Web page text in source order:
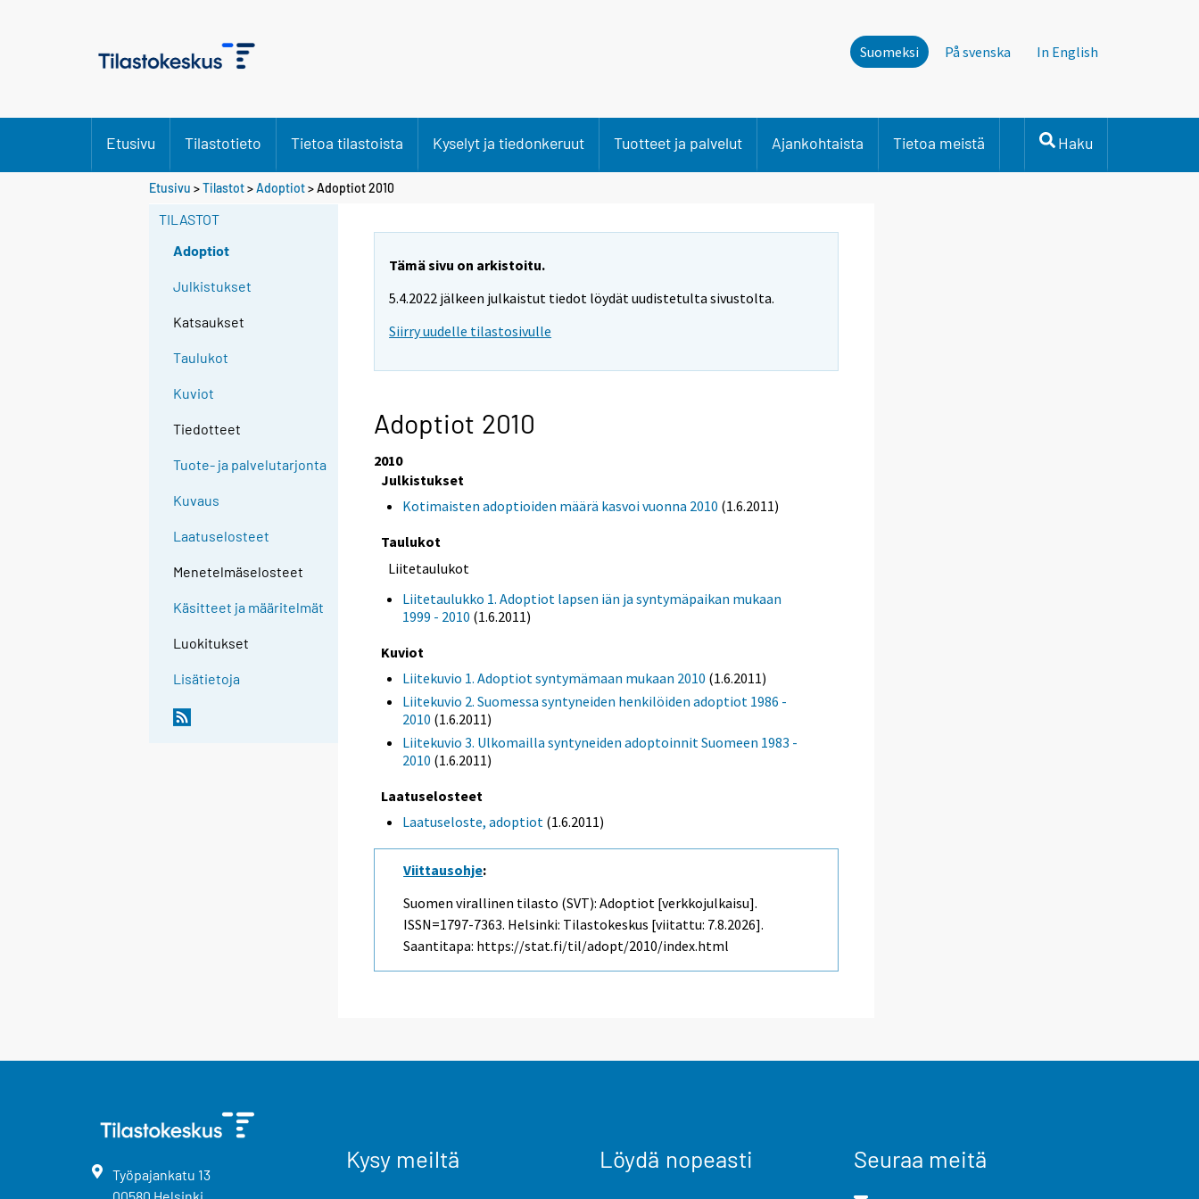
Suomeksi På svenska In English
Etusivu Tilastotieto Tietoa tilastoista Kyselyt ja tiedonkeruut Tuotteet ja palvelut Ajankohtaista Tietoa meistä Haku
Etusivu >Tilastot>Adoptiot> Adoptiot 2010
TILASTOT
Adoptiot
Julkistukset
Katsaukset
Taulukot
Kuviot
Tiedotteet
Tuote- ja palvelutarjonta
Kuvaus
Laatuselosteet
Menetelmäselosteet
Käsitteet ja määritelmät
Luokitukset
Lisätietoja
Tämä sivu on arkistoitu.
5.4.2022 jälkeen julkaistut tiedot löydät uudistetulta sivustolta.
Siirry uudelle tilastosivulle
Adoptiot 2010
2010
Julkistukset
Kotimaisten adoptioiden määrä kasvoi vuonna 2010 (1.6.2011)
Taulukot
Liitetaulukot
Liitetaulukko 1. Adoptiot lapsen iän ja syntymäpaikan mukaan
1999 - 2010 (1.6.2011)
Kuviot
Liitekuvio 1. Adoptiot syntymämaan mukaan 2010 (1.6.2011)
Liitekuvio 2. Suomessa syntyneiden henkilöiden adoptiot 1986 -
2010 (1.6.2011)
Liitekuvio 3. Ulkomailla syntyneiden adoptoinnit Suomeen 1983 -
2010 (1.6.2011)
Laatuselosteet
Laatuseloste, adoptiot (1.6.2011)
Viittausohje:
Suomen virallinen tilasto (SVT): Adoptiot [verkkojulkaisu].
ISSN=1797-7363. Helsinki: Tilastokeskus [viitattu: 7.8.2026].
Saantitapa: https://stat.fi/til/adopt/2010/index.html
Työpajankatu 13
Kysy meiltä Löydä nopeasti Seuraa meitä